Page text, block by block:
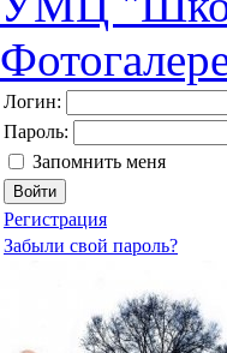
Логин:
Пароль:
Запомнить меня
Регистрация
Забыли свой пароль?